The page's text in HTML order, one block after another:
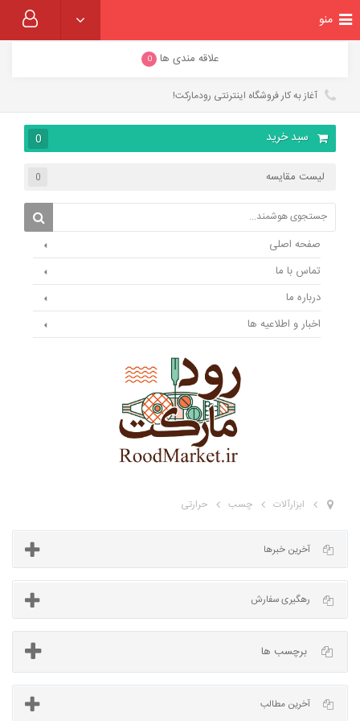
علاقه مندی ها 0
آغاز به کار فروشگاه اینترنتی رودمارکت!
سبد خرید 0
لیست مقایسه 0
صفحه اصلی
تماس با ما
درباره ما
اخبار و اطلاعیه ها
منو
ابزارآلات چسب حرارتی
آخرین خبرها
برچسب ها